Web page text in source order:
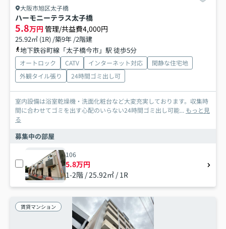
大阪市旭区太子橋
ハーモニーテラス太子橋
5.8万円 管理/共益費4,000円
25.92㎡ (1R) /築9年 /2階建
地下鉄谷町線「太子橋今市」駅 徒歩5分
オートロック CATV インターネット対応
閑静な住宅地
外観タイル張り
24時間ゴミ出し可
室内設備は浴室乾燥機・洗面化粧台など大変充実しております。収集時
間に合わせてゴミを出す心配のいらない24時間ゴミ出し可能... もっと見
る
募集中の部屋
106
5.8万円
1-2階 / 25.92㎡ / 1R
賃貸マンション